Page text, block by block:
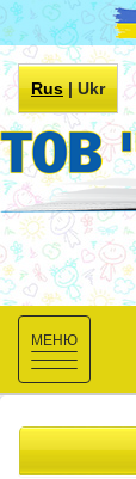
Rus|Ukr
Toggle
navigation